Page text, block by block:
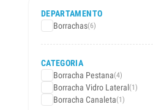
DEPARTAMENTO
Borrachas(6)
CATEGORIA
Borracha Pestana(4)
Borracha Vidro Lateral(1)
Borracha Canaleta(1)